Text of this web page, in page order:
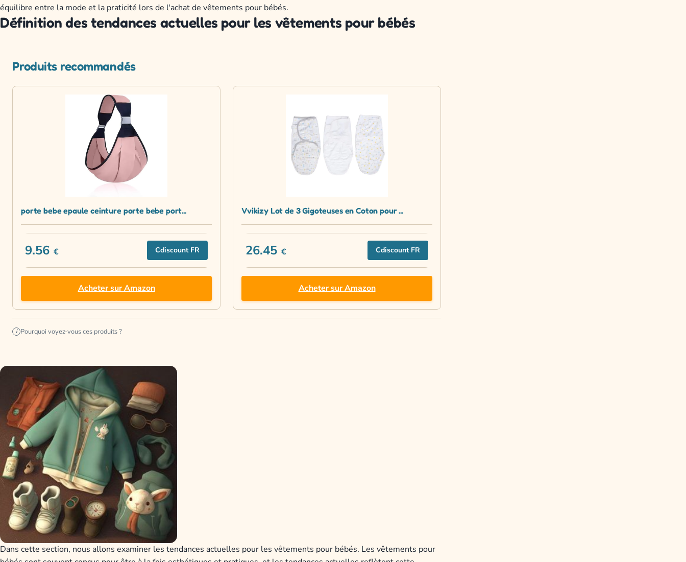
équilibre entre la mode et la praticité lors de l'achat de vêtements pour bébés.
Définition des tendances actuelles pourles vêtements pourbébés
Produits recommandés
porte bebe epaule ceinture porte bebe port...
9.56 € Cdiscount FR
Acheter sur Amazon
Vvikizy Lot de 3 Gigoteuses en Coton pour ...
26.45 € Cdiscount FR
Acheter sur Amazon
i Pourquoi voyez-vous ces produits ?
Dans cette section, nous allons examiner les tendances actuelles pour les vêtements pour bébés. Les vêtements pour